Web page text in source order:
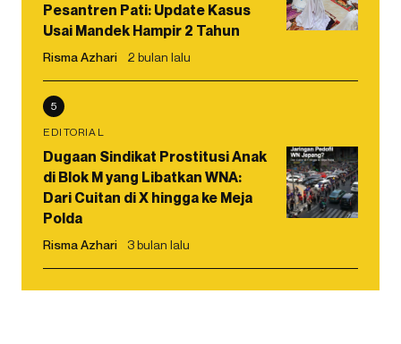
Pesantren Pati: Update Kasus
Usai Mandek Hampir 2 Tahun
Risma Azhari 2 bulan lalu
5
EDITORIAL
Dugaan Sindikat Prostitusi Anak
di Blok M yang Libatkan WNA:
Dari Cuitan di X hingga ke Meja
Polda
Risma Azhari 3 bulan lalu